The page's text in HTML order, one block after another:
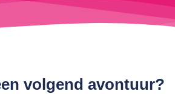
volgend avontuur?